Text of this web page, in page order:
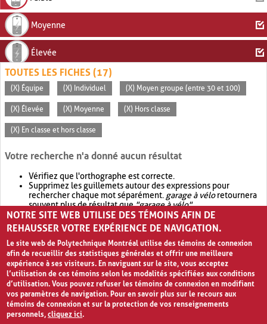
Moyenne
Élevée
TOUTES LES FICHES (17)
(X) Équipe (X) Individuel (X) Moyen groupe (entre 30 et 100)
(X) Élevée (X) Moyenne (X) Hors classe
(X) En classe et hors classe
Votre recherche n'a donné aucun résultat
Vérifiez que l'orthographe est correcte.
Supprimez les guillemets autour des expressions pour
rechercher chaque mot séparément. garage à véloretournera
souvent plus de résultat que"garage à vélo".
Envisagez d'élargir votre recherche avec OR.garage OR vélo
retournera souvent plus de résultat quegarage à vélo
NOTRE SITE WEB UTILISE DES TÉMOINS AFIN DE
REHAUSSER VOTRE EXPÉRIENCE DE NAVIGATION.
Le site web de Polytechnique Montréal utilise des témoins de connexion
afin de recueillir des statistiques générales et offrir une meilleure
expérience à ses visiteurs. En naviguant sur le site, vous acceptez
l’utilisation de ces témoins selon les modalités spécifiées aux conditions
d’utilisation. Vous pouvez refuser les témoins de connexion en modifiant
vos paramètres de navigation. Pour en savoir plus sur le recours aux
témoins de connexion et sur la protection de vos renseignements
personnels,cliquez ici.